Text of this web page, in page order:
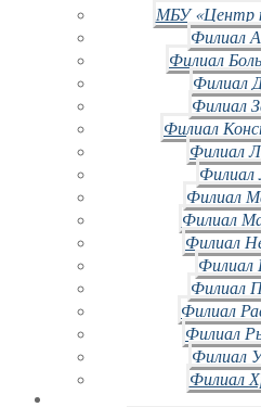
МБУ «Центр
Филиал
Филиал
Филиал
Филиал
Филиал
Филиал
Филиал
Филиал
Филиал
Филиал
Филиал
Филиал
Филиал
Филиал
Филиал
Филиал